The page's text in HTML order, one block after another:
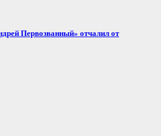
Первозванный» отчалил от